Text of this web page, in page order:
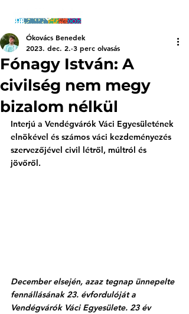
Fónagy István: A
civilség nem megy
bizalom nélkül
Ókovács Benedek
2023. dec. 2. 3 perc olvasás
Interjú a Vendégvárók Váci Egyesületének
elnökével és számos váci kezdeményezés
szervezőjével civil létről, múltról és
jövőről.
December elsején, azaz tegnap ünnepelte
fennállásának 23. évfordulóját a
Vendégvárók Váci Egyesülete. 23 év